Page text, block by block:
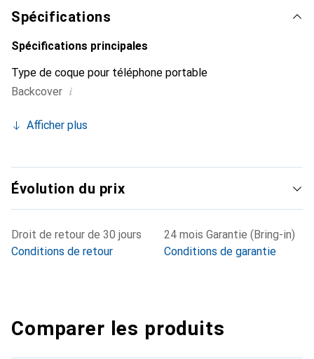
Spécifications
Spécifications principales
Type de coque pour téléphone portable
Backcover i
Afficher plus
Évolution du prix
Droit de retour de 30 jours
Conditions de retour
24 mois Garantie (Bring-in)
Conditions de garantie
Comparer les produits